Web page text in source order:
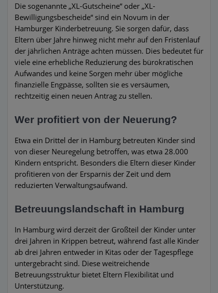
Die sogenannte „XL-Gutscheine“ oder „XL-
Bewilligungsbescheide“ sind ein Novum in der
Hamburger Kinderbetreuung. Sie sorgen dafür, dass
Eltern über Jahre hinweg nicht mehr auf den Fristenlauf
der jährlichen Anträge achten müssen. Dies bedeutet für
viele eine erhebliche Reduzierung des bürokratischen
Aufwandes und keine Sorgen mehr über mögliche
finanzielle Engpässe, sollten sie es versäumen,
rechtzeitig einen neuen Antrag zu stellen.
Wer profitiert von der Neuerung?
Etwa ein Drittel der in Hamburg betreuten Kinder sind
von dieser Neuregelung betroffen, was etwa 28.000
Kindern entspricht. Besonders die Eltern dieser Kinder
profitieren von der Ersparnis der Zeit und dem
reduzierten Verwaltungsaufwand.
Betreuungslandschaft in Hamburg
In Hamburg wird derzeit der Großteil der Kinder unter
drei Jahren in Krippen betreut, während fast alle Kinder
ab drei Jahren entweder in Kitas oder der Tagespflege
untergebracht sind. Diese weitreichende
Betreuungsstruktur bietet Eltern Flexibilität und
Unterstützung.